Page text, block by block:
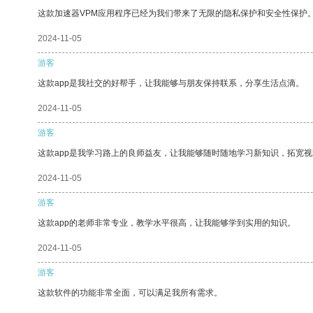
这款加速器VPM应用程序已经为我们带来了无限的隐私保护和安全性保护
2024-11-05
游客
这款app是我社交的好帮手，让我能够与朋友保持联系，分享生活点滴。
2024-11-05
游客
这款app是我学习路上的良师益友，让我能够随时随地学习新知识，拓宽
2024-11-05
游客
这款app的老师非常专业，教学水平很高，让我能够学到实用的知识。
2024-11-05
游客
这款软件的功能非常全面，可以满足我所有需求。